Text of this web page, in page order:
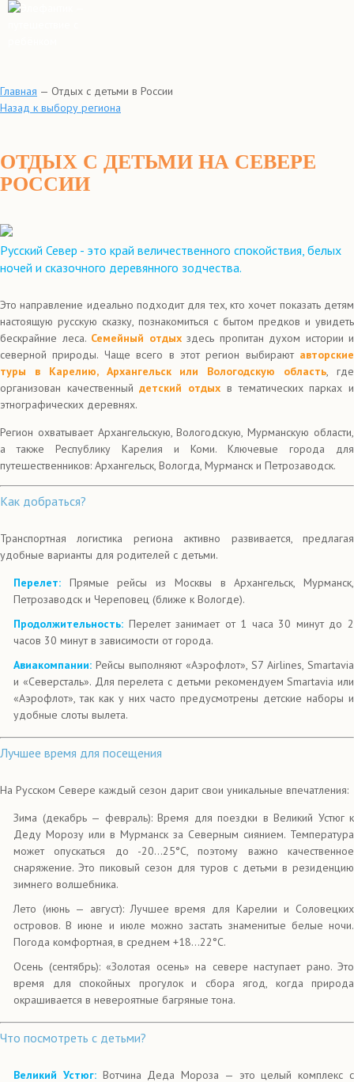
Главная — Отдых с детьми в России
Назад к выбору региона
ОТДЫХ С ДЕТЬМИ НА СЕВЕРЕ
РОССИИ
Русский Север - это край величественного спокойствия, белых
ночей и сказочного деревянного зодчества.
Это направление идеально подходит для тех, кто хочет показать детям
настоящую русскую сказку, познакомиться с бытом предков и увидеть
бескрайние леса. Семейный отдых здесь пропитан духом истории и
северной природы. Чаще всего в этот регион выбирают авторские
туры в Карелию, Архангельск или Вологодскую область, где
организован качественныйдетский отдых в тематических парках и
этнографических деревнях.
Регион охватывает Архангельскую, Вологодскую, Мурманскую области,
а также Республику Карелия и Коми. Ключевые города для
путешественников: Архангельск, Вологда, Мурманск и Петрозаводск.
Как добраться?
Транспортная логистика региона активно развивается, предлагая
удобные варианты для родителей с детьми.
Перелет: Прямые рейсы из Москвы в Архангельск, Мурманск,
Петрозаводск и Череповец (ближе к Вологде).
Продолжительность: Перелет занимает от 1 часа 30 минут до 2
часов 30 минут в зависимости от города.
Авиакомпании: Рейсы выполняют «Аэрофлот», S7 Airlines, Smartavia
и «Северсталь». Для перелета с детьми рекомендуем Smartavia или
«Аэрофлот», так как у них часто предусмотрены детские наборы и
удобные слоты вылета.
Лучшее время для посещения
На Русском Севере каждый сезон дарит свои уникальные впечатления:
Зима (декабрь — февраль): Время для поездки в Великий Устюг к
Деду Морозу или в Мурманск за Северным сиянием. Температура
может опускаться до -20...25°C, поэтому важно качественное
снаряжение. Это пиковый сезон для туров с детьми в резиденцию
зимнего волшебника.
Лето (июнь — август): Лучшее время для Карелии и Соловецких
островов. В июне и июле можно застать знаменитые белые ночи.
Погода комфортная, в среднем +18...22°C.
Осень (сентябрь): «Золотая осень» на севере наступает рано. Это
время для спокойных прогулок и сбора ягод, когда природа
окрашивается в невероятные багряные тона.
Что посмотреть с детьми?
Великий Устюг:Вотчина Деда Мороза — это целый комплекс с